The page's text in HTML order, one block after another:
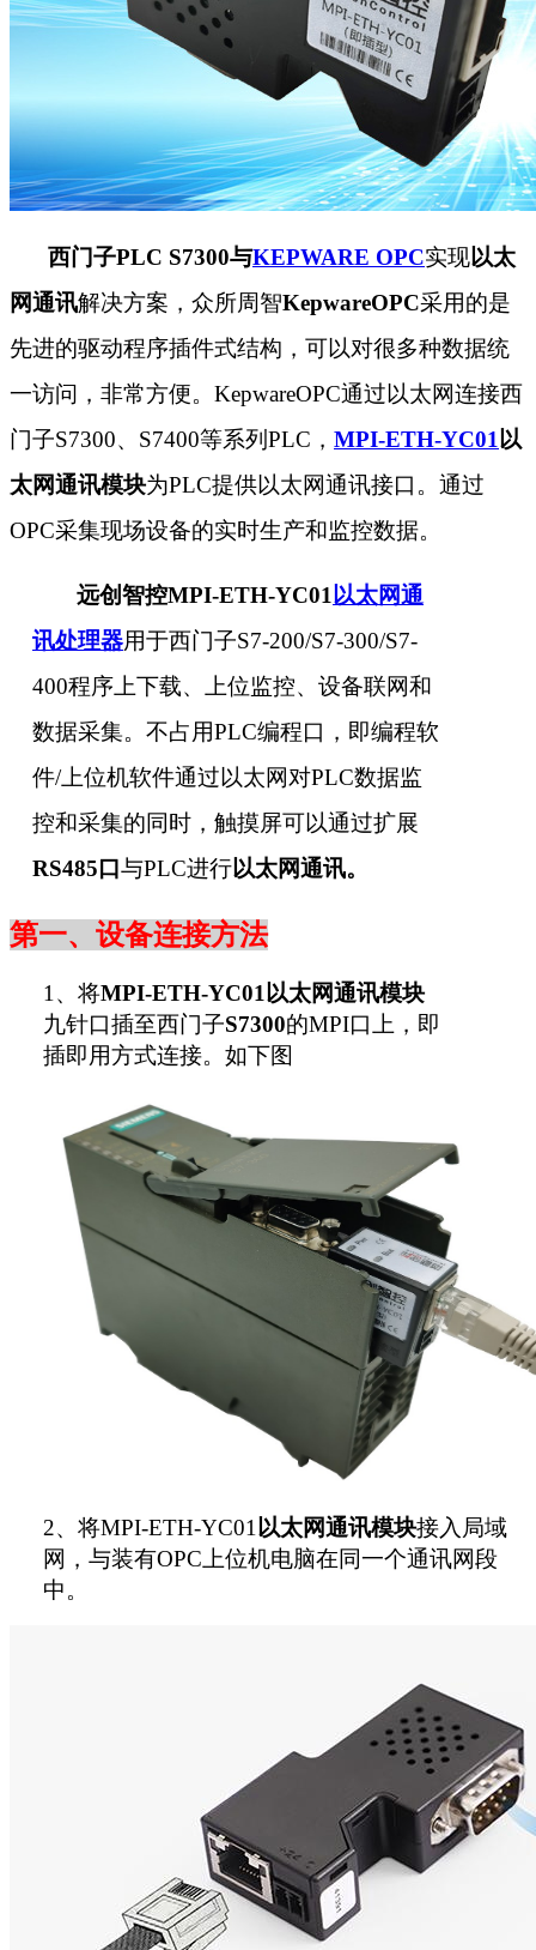
西门子PLC S7300与KEPWARE OPC实现以太
网通讯解决方案，众所周智KepwareOPC采用的是
先进的驱动程序插件式结构，可以对很多种数据统
一访问，非常方便。KepwareOPC通过以太网连接西
门子S7300、S7400等系列PLC， MPI-ETH-YC01 以
太网通讯模块为PLC提供以太网通讯接口。通过
OPC采集现场设备的实时生产和监控数据。
远创智控MPI-ETH-YC01 以太网通
讯处理器用于西门子S7-200/S7-300/S7-
400程序上下载、上位监控、设备联网和
数据采集。不占用PLC编程口，即编程软
件/上位机软件通过以太网对PLC数据监
控和采集的同时，触摸屏可以通过扩展
RS485口与PLC进行以太网通讯。
第一、设备连接方法
1 、将MPI-ETH-YC01以太网通讯模块
九针口插至西门子S7300的MPI口上，即
插即用方式连接。如下图
2、将MPI-ETH-YC01 以太网通讯模块接入局域
网，与装有OPC上位机电脑在同一个通讯网段
中。